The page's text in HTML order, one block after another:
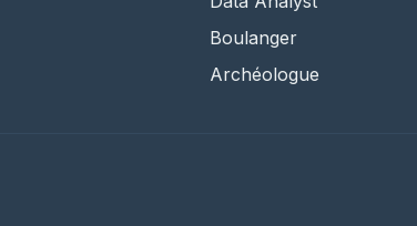
Boulanger
Archéologue